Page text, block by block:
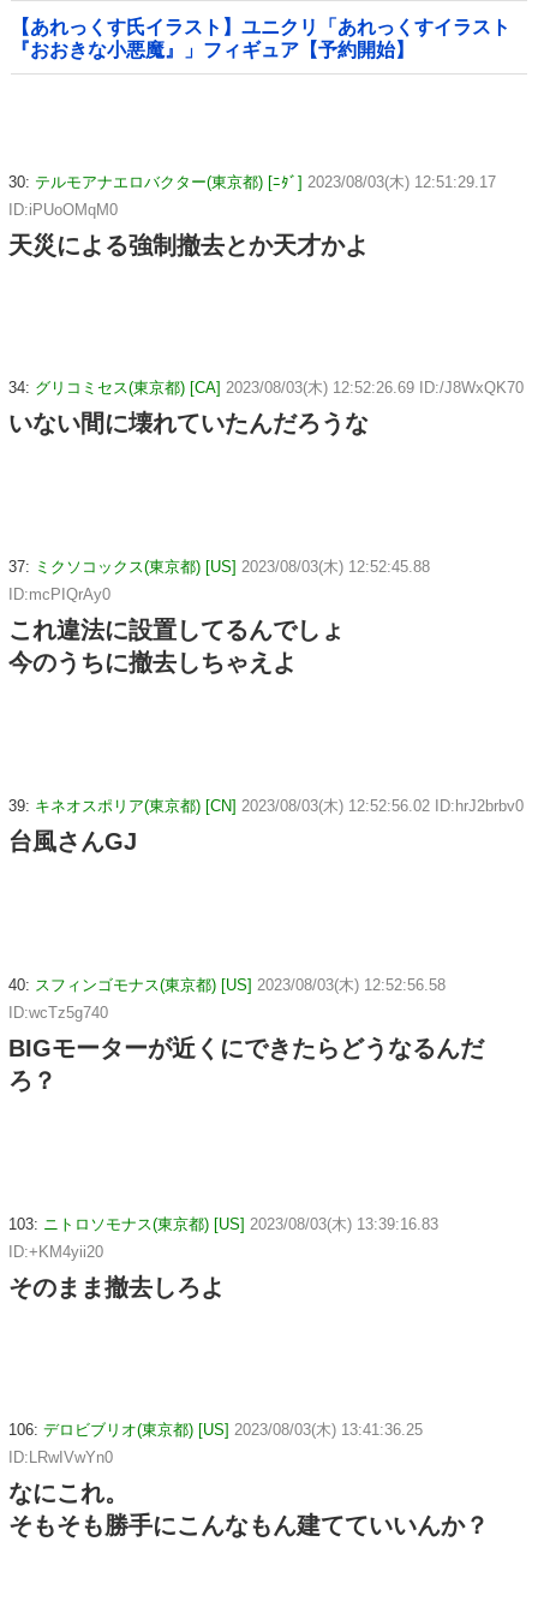
【あれっくす氏イラスト】ユニクリ「あれっくすイラスト
『おおきな小悪魔』」フィギュア【予約開始】
30: テルモアナエロバクター(東京都) [ﾆﾀﾞ] 2023/08/03(木) 12:51:29.17
ID:iPUoOMqM0
天災による強制撤去とか天才かよ
34: グリコミセス(東京都) [CA] 2023/08/03(木) 12:52:26.69 ID:/J8WxQK70
いない間に壊れていたんだろうな
37: ミクソコックス(東京都) [US] 2023/08/03(木) 12:52:45.88
ID:mcPIQrAy0
これ違法に設置してるんでしょ
今のうちに撤去しちゃえよ
39: キネオスポリア(東京都) [CN] 2023/08/03(木) 12:52:56.02 ID:hrJ2brbv0
台風さんGJ
40: スフィンゴモナス(東京都) [US] 2023/08/03(木) 12:52:56.58
ID:wcTz5g740
BIGモーターが近くにできたらどうなるんだ
ろ？
103: ニトロソモナス(東京都) [US] 2023/08/03(木) 13:39:16.83
ID:+KM4yii20
そのまま撤去しろよ
106: デロビブリオ(東京都) [US] 2023/08/03(木) 13:41:36.25
ID:LRwIVwYn0
なにこれ。
そもそも勝手にこんなもん建てていいんか？